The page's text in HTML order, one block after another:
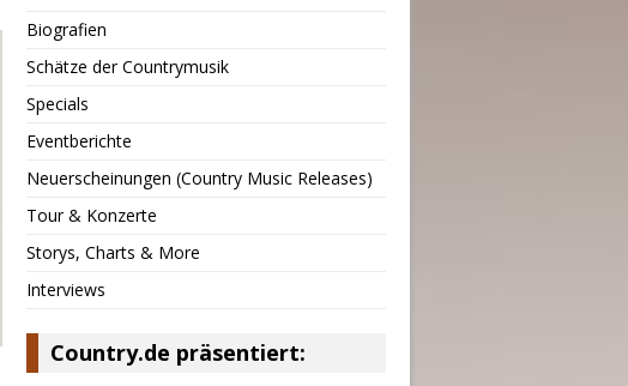
Biografien
Schätze der Countrymusik
Specials
Eventberichte
Neuerscheinungen (Country Music Releases)
Tour & Konzerte
Storys, Charts & More
Interviews
Country.de präsentiert: